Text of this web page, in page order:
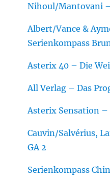
Nihoul/Mantovani
Albert/Vance &
Serienkompass
Asterix 40 – Die
All Verlag – Das
Asterix Sensation
Cauvin/Salvérius,
GA 2
Serienkompass